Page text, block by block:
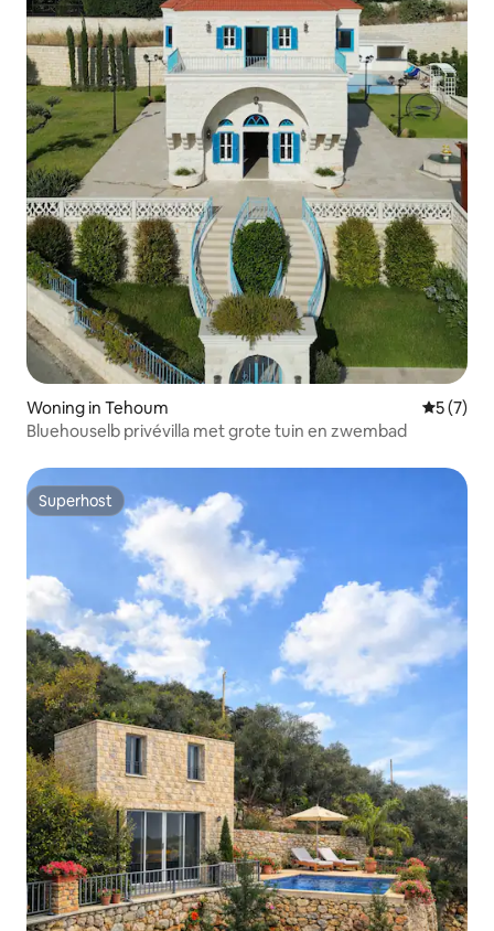
Woning in Tehoum
5 (7)
Bluehouselb privévilla met grote tuin en zwembad
Superhost
Superhost